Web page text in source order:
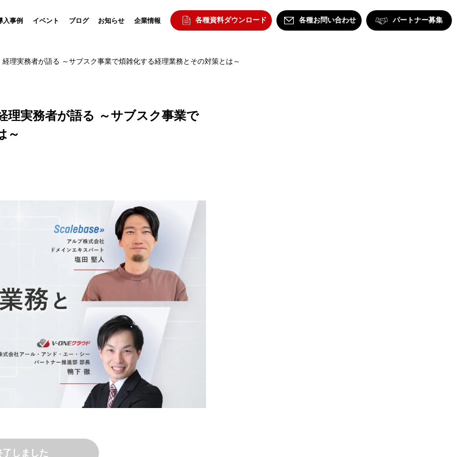
入事例 イベント ブログ お知らせ 企業情報 各種資料ダウンロード 各種お問い合わせ パートナー募集
理実務者が語る ～サブスク事業で煩雑化する経理業務とその対策とは～
理実務者が語る ～サブスク事業で
～
しました